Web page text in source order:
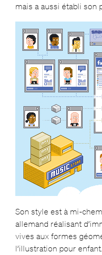
mais a aussi établi son
Son style est à mi-
allemand réalisant
vives aux formes
l’illustration pour enfant.